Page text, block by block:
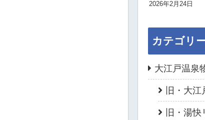
2026年2月24日
カテゴリ
大江戸温泉
旧・大
旧・湯快